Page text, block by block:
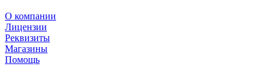
О компании
Лицензии
Реквизиты
Магазины
Помощь